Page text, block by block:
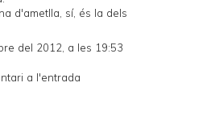
d'ametlla, sí, és la dels
del 2012, a les 19:53
a l'entrada